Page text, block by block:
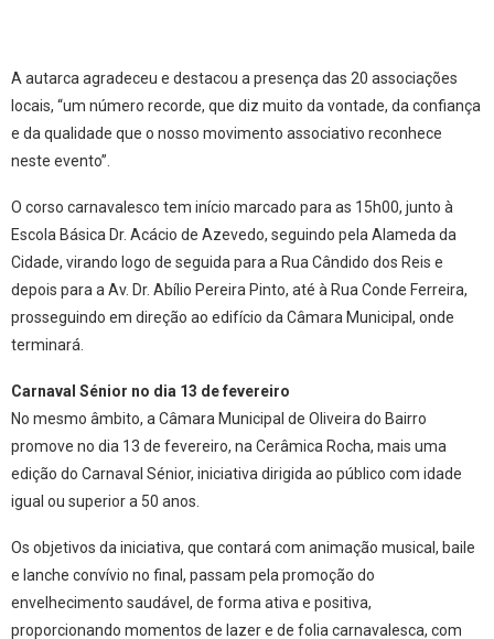
A autarca agradeceu e destacou a presença das 20 associações
locais, “um número recorde, que diz muito da vontade, da confiança
e da qualidade que o nosso movimento associativo reconhece
neste evento”.
O corso carnavalesco tem início marcado para as 15h00, junto à
Escola Básica Dr. Acácio de Azevedo, seguindo pela Alameda da
Cidade, virando logo de seguida para a Rua Cândido dos Reis e
depois para a Av. Dr. Abílio Pereira Pinto, até à Rua Conde Ferreira,
prosseguindo em direção ao edifício da Câmara Municipal, onde
terminará.
Carnaval Sénior no dia 13 de fevereiro
No mesmo âmbito, a Câmara Municipal de Oliveira do Bairro
promove no dia 13 de fevereiro, na Cerâmica Rocha, mais uma
edição do Carnaval Sénior, iniciativa dirigida ao público com idade
igual ou superior a 50 anos.
Os objetivos da iniciativa, que contará com animação musical, baile
e lanche convívio no final, passam pela promoção do
envelhecimento saudável, de forma ativa e positiva,
proporcionando momentos de lazer e de folia carnavalesca, com